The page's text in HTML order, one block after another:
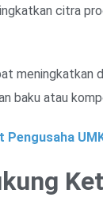
citra
meningkatkan
baku atau
Pengusaha